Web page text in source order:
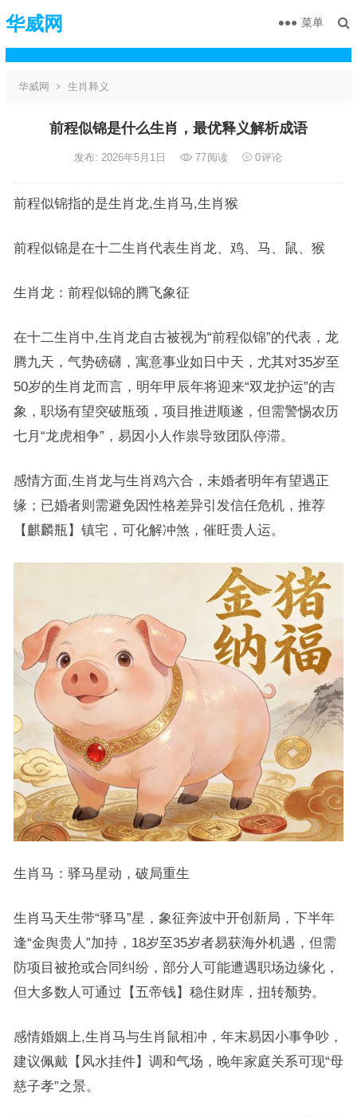
华威网 菜单
华威网 生肖释义
前程似锦是什么生肖，最优释义解析成语
发布: 2026年5月1日 77阅读 0评论
前程似锦指的是生肖龙,生肖马,生肖猴
前程似锦是在十二生肖代表生肖龙、鸡、马、鼠、猴
生肖龙：前程似锦的腾飞象征
在十二生肖中,生肖龙自古被视为“前程似锦”的代表，龙
腾九天，气势磅礴，寓意事业如日中天，尤其对35岁至
50岁的生肖龙而言，明年甲辰年将迎来“双龙护运”的吉
象，职场有望突破瓶颈，项目推进顺遂，但需警惕农历
七月“龙虎相争”，易因小人作祟导致团队停滞。
感情方面,生肖龙与生肖鸡六合，未婚者明年有望遇正
缘；已婚者则需避免因性格差异引发信任危机，推荐
【麒麟瓶】镇宅，可化解冲煞，催旺贵人运。
生肖马：驿马星动，破局重生
生肖马天生带“驿马”星，象征奔波中开创新局，下半年
逢“金舆贵人”加持，18岁至35岁者易获海外机遇，但需
防项目被抢或合同纠纷，部分人可能遭遇职场边缘化，
但大多数人可通过【五帝钱】稳住财库，扭转颓势。
感情婚姻上,生肖马与生肖鼠相冲，年末易因小事争吵，
建议佩戴【风水挂件】调和气场，晚年家庭关系可现“母
慈子孝”之景。